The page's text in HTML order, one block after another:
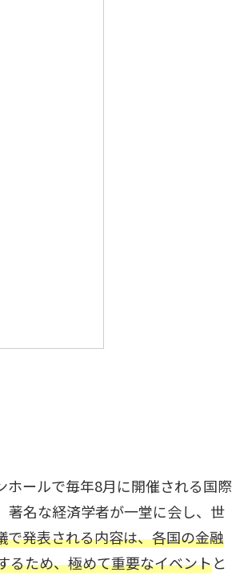
ールで毎年8月に開催される国際
著名な経済学者が一堂に会し、世
で発表される内容は、各国の金融
るため、極めて重要なイベントと